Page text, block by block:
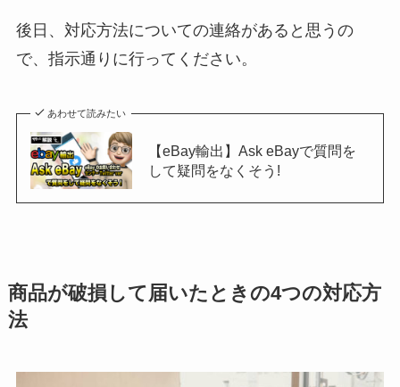
後日、対応方法についての連絡があると思うの
で、指示通りに行ってください。
あわせて読みたい
【eBay輸出】Ask eBayで質問を
して疑問をなくそう!
商品が破損して届いたときの4つの対応方
法